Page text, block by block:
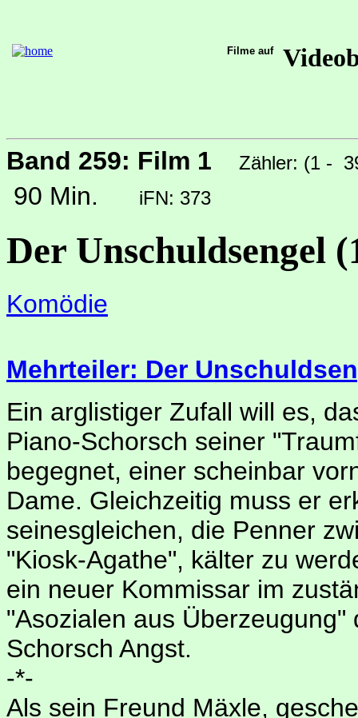
Filme auf
Band 259: Film 1 Zähler: (1 -
90 Min. iFN: 373
Der Unschuldsengel
Komödie
Mehrteiler: Der
Ein arglistiger Zufall will es,
Piano-Schorsch seiner
begegnet, einer scheinbar
Dame. Gleichzeitig muss er
seinesgleichen, die Penner
"Kiosk-Agathe", kälter zu
ein neuer Kommissar im
"Asozialen aus
Schorsch Angst.
-*-
Als sein Freund Mäxle,